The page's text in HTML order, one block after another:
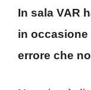
In sala VAR
in occasione
errore che